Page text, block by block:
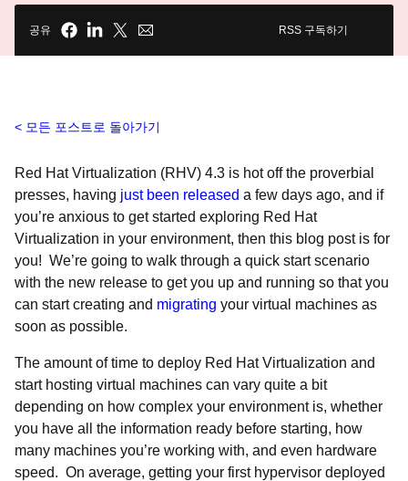
공유 RSS 구독하기
모든 포스트로 돌아가기
Red Hat Virtualization (RHV) 4.3 is hot off the proverbial
presses, having just been released a few days ago, and if
you’re anxious to get started exploring Red Hat
Virtualization in your environment, then this blog post is for
you! We’re going to walk through a quick start scenario
with the new release to get you up and running so that you
can start creating and migrating your virtual machines as
soon as possible.
The amount of time to deploy Red Hat Virtualization and
start hosting virtual machines can vary quite a bit
depending on how complex your environment is, whether
you have all the information ready before starting, how
many machines you’re working with, and even hardware
speed. On average, getting your first hypervisor deployed